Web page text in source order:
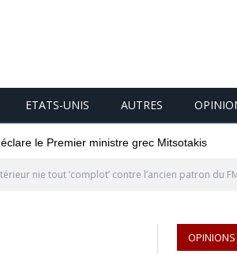
ETATS-UNIS AUTRES
le Premier ministre grec Mitsotakis
nie tout ‘complot’ contre l’ancien patron du